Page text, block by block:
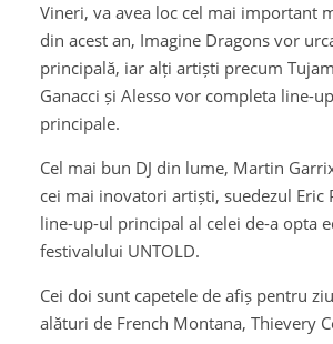
Vineri, va avea loc cel mai important
din acest an, Imagine Dragons vor
principală, iar alți artiști precum
Ganacci și Alesso vor completa line-
principale.
Cel mai bun DJ din lume, Martin
cei mai inovatori artiști, suedezul Eric
line-up-ul principal al celei de-a opta
festivalului UNTOLD.
Cei doi sunt capetele de afiș pentru
alături de French Montana, Thievery